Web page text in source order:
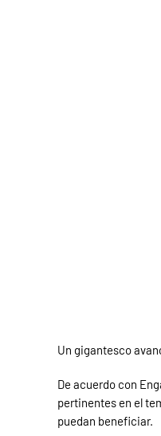
Un gigantesco
De acuerdo con
pertinentes en el
puedan beneficiar.